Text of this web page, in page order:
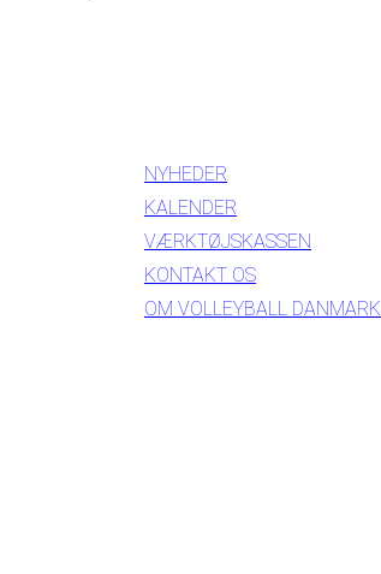
NYHEDER
KALENDER
VÆRKTØJSKASSEN
KONTAKT OS
OM VOLLEYBALL DANMARK